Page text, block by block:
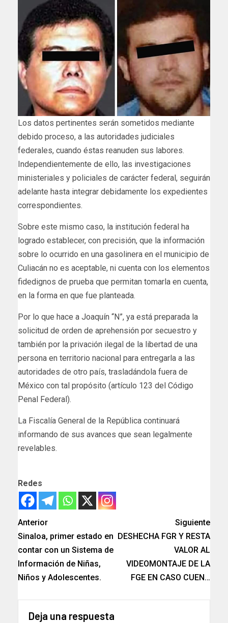
Los datos pertinentes serán sometidos mediante
debido proceso, a las autoridades judiciales
federales, cuando éstas reanuden sus labores.
Independientemente de ello, las investigaciones
ministeriales y policiales de carácter federal, seguirán
adelante hasta integrar debidamente los expedientes
correspondientes.
Sobre este mismo caso, la institución federal ha
logrado establecer, con precisión, que la información
sobre lo ocurrido en una gasolinera en el municipio de
Culiacán no es aceptable, ni cuenta con los elementos
fidedignos de prueba que permitan tomarla en cuenta,
en la forma en que fue planteada.
Por lo que hace a Joaquín “N”, ya está preparada la
solicitud de orden de aprehensión por secuestro y
también por la privación ilegal de la libertad de una
persona en territorio nacional para entregarla a las
autoridades de otro país, trasladándola fuera de
México con tal propósito (artículo 123 del Código
Penal Federal).
La Fiscalía General de la República continuará
informando de sus avances que sean legalmente
revelables.
Redes
Anterior
Sinaloa, primer estado en
contar con un Sistema de
Información de Niñas,
Niños y Adolescentes.
Siguiente
DESHECHA FGR Y RESTA
VALOR AL
VIDEOMONTAJE DE LA
FGE EN CASO CUEN…
Deja una respuesta